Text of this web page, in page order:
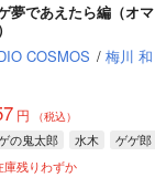
夢であえたら編（オマ
COSMOS / 梅川 和
円 （税込）
の鬼太郎 水木
ゲゲ郎
残りわずか